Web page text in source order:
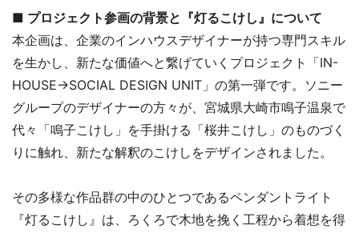
■ プロジェクト参画の背景と『灯るこけし』について
本企画は、企業のインハウスデザイナーが持つ専門スキル
を生かし、新たな価値へと繋げていくプロジェクト「IN-
HOUSE→SOCIAL DESIGN UNIT」の第一弾です。ソニー
グループのデザイナーの方々が、宮城県大崎市鳴子温泉で
代々「鳴子こけし」を手掛ける「桜井こけし」のものづく
りに触れ、新たな解釈のこけしをデザインされました。
その多様な作品群の中のひとつであるペンダントライト
『灯るこけし』は、ろくろで木地を挽く工程から着想を得